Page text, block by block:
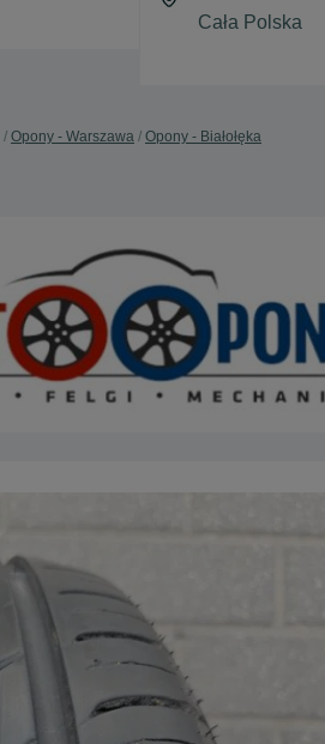
Opony - Warszawa Opony - Białołęka